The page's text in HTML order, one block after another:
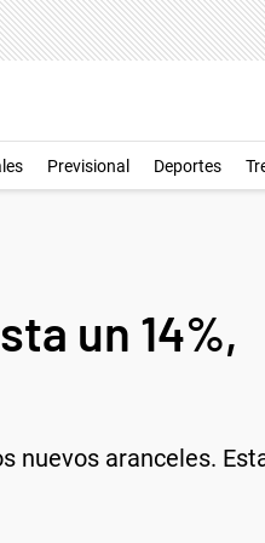
Previsional Deportes
un 14%,
nuevos aranceles.